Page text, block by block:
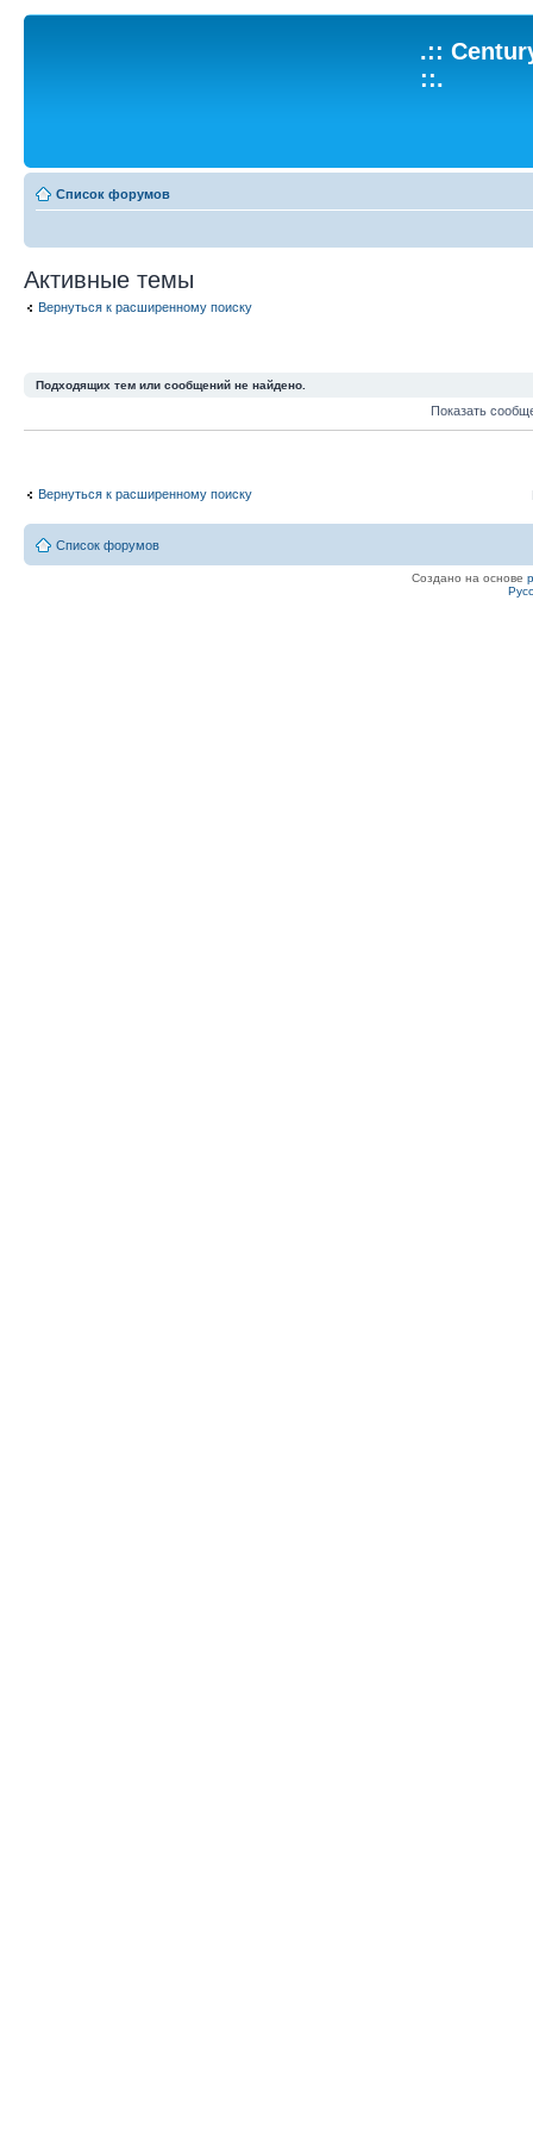
.::
::.
Список форумов
Активные темы
Вернуться к расширенному поиску
Подходящих тем или сообщений не найдено.
Показать
Вернуться к расширенному поиску
Список форумов
Создано на основе